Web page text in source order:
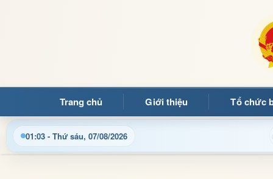
Trang chủ Giới thiệu Tổ chức
01:03 - Thứ sáu, 07/08/2026
hành, thủ tục hành chính và tin tức địa phương nhanh chóng,